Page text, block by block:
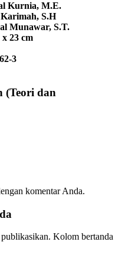
Kurnia, M.E.
S.H
Munawar, S.T.
23 cm
3
(Teori dan
komentar Anda.
Kolom bertanda